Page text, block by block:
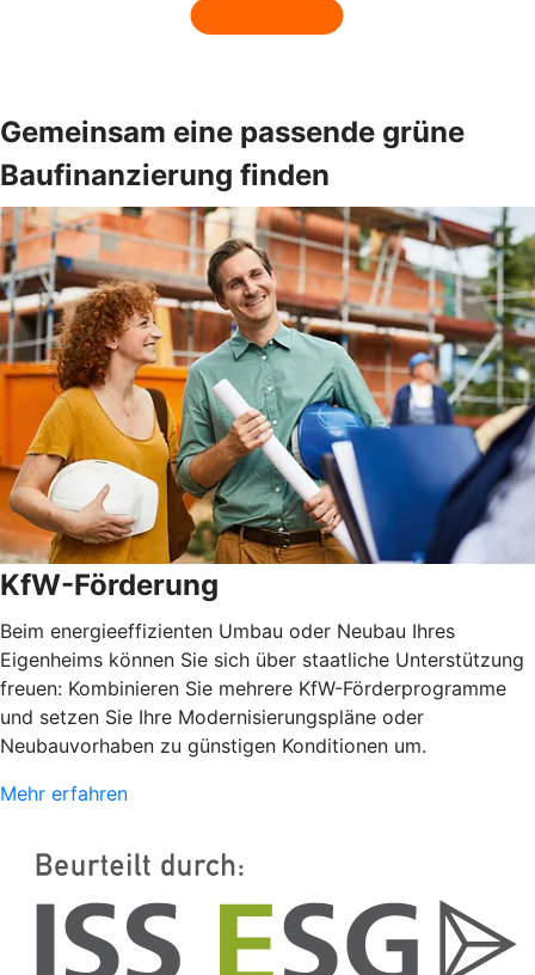
Gemeinsam eine passende grüne
Baufinanzierung finden
KfW-Förderung
Beim energieeffizienten Umbau oder Neubau Ihres
Eigenheims können Sie sich über staatliche Unterstützung
freuen: Kombinieren Sie mehrere KfW-Förderprogramme
und setzen Sie Ihre Modernisierungspläne oder
Neubauvorhaben zu günstigen Konditionen um.
Mehr erfahren